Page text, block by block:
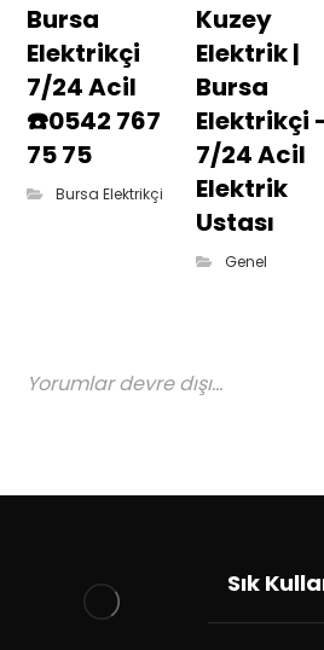
Bursa
Elektrikçi
7/24 Acil
☎️0542 767
75 75
Bursa Elektrikçi
Kuzey
Elektrik |
Bursa
Elektrikçi
7/24 Acil
Elektrik
Ustası
Genel
Yorumlar devre dışı...
Sık